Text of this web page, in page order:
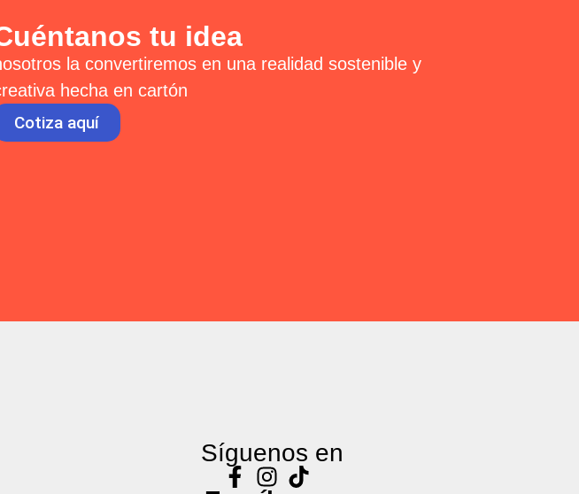
tu idea
la convertiremos en una realidad sostenible y
hecha en cartón
Cotiza aquí
Síguenos en